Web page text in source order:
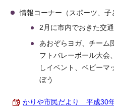
情報コーナー（スポーツ、子
2月に市内でおきた交
あおぞらヨガ、チー
フトバレーボール大会
しイベント、ベビーマ
ぼう
かりや市民だより 平成30